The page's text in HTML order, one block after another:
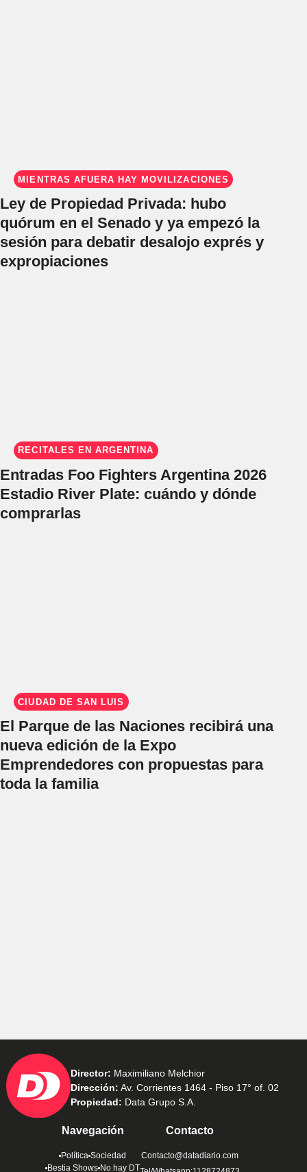
MIENTRAS AFUERA HAY MOVILIZACIONES
Ley de Propiedad Privada: hubo
quórum en el Senado y ya empezó la
sesión para debatir desalojo exprés y
expropiaciones
RECITALES EN ARGENTINA
Entradas Foo Fighters Argentina 2026
Estadio River Plate: cuándo y dónde
comprarlas
CIUDAD DE SAN LUIS
El Parque de las Naciones recibirá una
nueva edición de la Expo
Emprendedores con propuestas para
toda la familia
Director: Maximiliano Melchior
Dirección: Av. Corrientes 1464 - Piso 17° of. 02
Propiedad: Data Grupo S.A.
Navegación
Política Sociedad
Bestia Shows No hay DT
Contacto
Contacto@datadiario.com